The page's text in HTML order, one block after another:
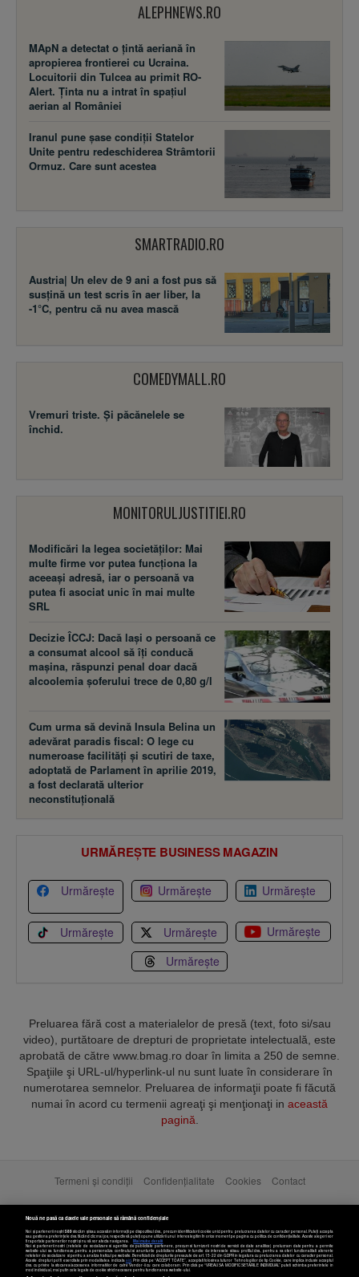
ALEPHNEWS.RO
MApN a detectat o țintă aeriană în
apropierea frontierei cu Ucraina.
Locuitorii din Tulcea au primit RO-
Alert. Ținta nu a intrat în spațiul
aerian al României
Iranul pune șase condiții Statelor
Unite pentru redeschiderea Strâmtorii
Ormuz. Care sunt acestea
SMARTRADIO.RO
Austria| Un elev de 9 ani a fost pus să
susţină un test scris în aer liber, la
-1°C, pentru că nu avea mască
COMEDYMALL.RO
Vremuri triste. Şi păcănelele se
închid.
MONITORULJUSTITIEI.RO
Modificări la legea societăţilor: Mai
multe firme vor putea funcţiona la
aceeaşi adresă, iar o persoană va
putea fi asociat unic în mai multe
SRL
Decizie ÎCCJ: Dacă laşi o persoană ce
a consumat alcool să îţi conducă
maşina, răspunzi penal doar dacă
alcoolemia şoferului trece de 0,80 g/l
Cum urma să devină Insula Belina un
adevărat paradis fiscal: O lege cu
numeroase facilităţi şi scutiri de taxe,
adoptată de Parlament în aprilie 2019,
a fost declarată ulterior
neconstituţională
URMĂREȘTE BUSINESS MAGAZIN
Urmărește Urmărește Urmărește
Urmărește Urmărește
Urmărește
Urmărește
Preluarea fără cost a materialelor de presă (text, foto si/sau
video), purtătoare de drepturi de proprietate intelectuală, este
aprobată de către www.bmag.ro doar în limita a 250 de semne.
Spaţiile şi URL-ul/hyperlink-ul nu sunt luate în considerare în
numerotarea semnelor. Preluarea de informaţii poate fi făcută
numai în acord cu termenii agreaţi şi menţionaţi in această
pagină
Termeni și condiții Confidențialitate Cookies Contact
Copyright © 2025 BUSINESSMEX S.A.
Nouă ne pasă ca datele tale personale să rămână confidențiale
Noi și partenerii noștri589stocăm și/sau accesăm informații pe dispozitivul dvs., precum identificatorii cookie unici pentru prelucrarea datelor cu caracter personal. Puteți accepta
sau gestiona preferințele dvs. făcând clic mai jos, respectiv vă puteți opune utilizării unui interes legitim în orice moment pe pagina cu politica de confidențialitate. Aceste alegeri vor
fi raportate partenerilor noștri și nu vă vor afecta navigarea.
Mai multe detalii
Noi si partenerii nostri (retelele de socializare si agentiile de publicitate partenere, precum si furnizorii nostri de servicii de date analitice) prelucram date pentru a permite
website-ului sa functioneze, pentru a personaliza continutul si anunturile publicitare afisate in functie de interesele si/sau profilul dvs., pentru a va oferi functionalitati aferente
retelelor de socializare si pentru a analiza traficul pe website. Beneficiati de drepturile prevazute de art. 15-22 din GDPR in legatura cu prelucrarea datelor cu caracter personal.
Aceste drepturi pot fi exercitate prin modalitatea indicataaici. Prin click pe “ACCEPT TOATE”, acceptati folosirea tuturor Tehnologiilor de tip Cookie, care implica inclusiv acceptul
dvs. cu privire la stocarea/accesarea informatiilor de catre Vendor-ii cu care colaboram. Prin click pe “VREAU SA MODIFIC SETARILE INDIVIDUAL” puteti schimba preferintele in
mod individual, mai putin cele legate de cookie strict necesare pentru functionarea website-ului.